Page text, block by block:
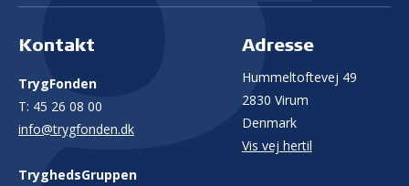
Kontakt
TrygFonden
T: 45 26 08 00
info@trygfonden.dk
TryghedsGruppen
Adresse
Hummeltoftevej 49
2830 Virum
Denmark
Vis vej hertil